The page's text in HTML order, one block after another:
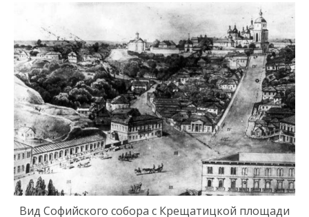
Вид Софийского собора с Крещатицкой площади